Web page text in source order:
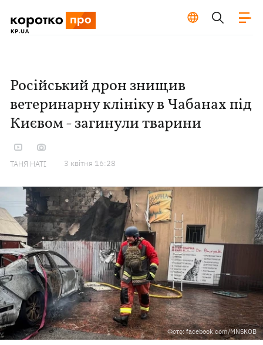
Російський дрон знищив
ветеринарну клініку в Чабанах під
Києвом - загинули тварини
ТАНЯ НАТІ 3 квiтня 16:28
Фото: facebook.com/MNSKOB